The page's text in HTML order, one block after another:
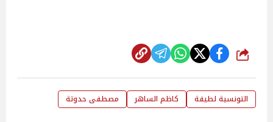
شارك
التونسية لطيفة كاظم الساهر مصطفى حدوتة